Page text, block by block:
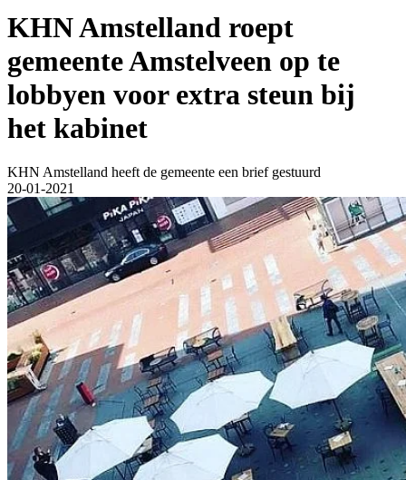
KHN Amstelland roept
gemeente Amstelveen op te
lobbyen voor extra steun bij
het kabinet
KHN Amstelland heeft de gemeente een brief gestuurd
20-01-2021